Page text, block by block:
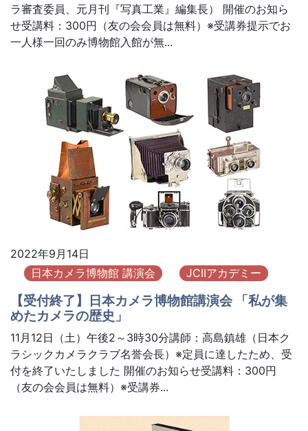
ラ審査委員、元月刊『写真工業』編集長） 開催のお知ら
せ受講料：300円（友の会会員は無料）※受講券提示でお
一人様一回のみ博物館入館が無...
2022年9月14日
日本カメラ博物館 講演会
JCIIアカデミー
【受付終了】日本カメラ博物館講演会 「私が集
めたカメラの歴史」
11月12日（土）午後2～3時30分講師：高島鎮雄（日本ク
ラシックカメラクラブ名誉会長）※定員に達したため、受
付を終了いたしました 開催のお知らせ受講料：300円
（友の会会員は無料）※受講券...